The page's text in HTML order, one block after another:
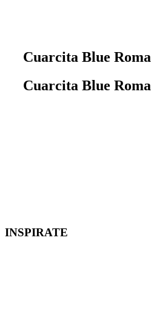
Cuarcita Blue Roma
Cuarcita Blue Roma
INSPIRATE